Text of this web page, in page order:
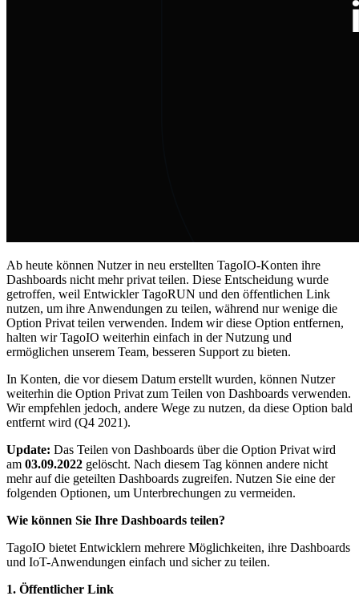
Ab heute können Nutzer in neu erstellten TagoIO-Konten ihre
Dashboards nicht mehr privat teilen. Diese Entscheidung wurde
getroffen, weil Entwickler TagoRUN und den öffentlichen Link
nutzen, um ihre Anwendungen zu teilen, während nur wenige die
Option Privat teilen verwenden. Indem wir diese Option entfernen,
halten wir TagoIO weiterhin einfach in der Nutzung und
ermöglichen unserem Team, besseren Support zu bieten.
In Konten, die vor diesem Datum erstellt wurden, können Nutzer
weiterhin die Option Privat zum Teilen von Dashboards verwenden.
Wir empfehlen jedoch, andere Wege zu nutzen, da diese Option bald
entfernt wird (Q4 2021).
Update: Das Teilen von Dashboards über die Option Privat wird
am 03.09.2022 gelöscht. Nach diesem Tag können andere nicht
mehr auf die geteilten Dashboards zugreifen. Nutzen Sie eine der
folgenden Optionen, um Unterbrechungen zu vermeiden.
Wie können Sie Ihre Dashboards teilen?
TagoIO bietet Entwicklern mehrere Möglichkeiten, ihre Dashboards
und IoT-Anwendungen einfach und sicher zu teilen.
1. Öffentlicher Link